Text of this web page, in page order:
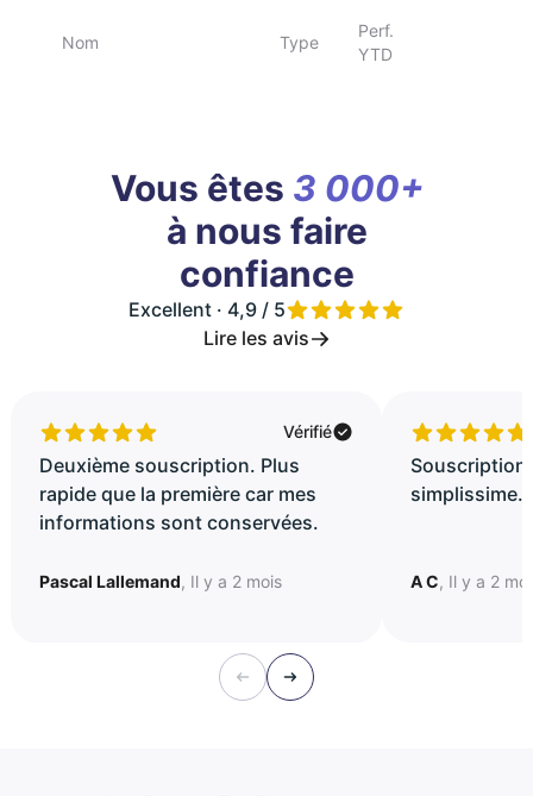
Nom Type
Perf.
YTD
Vous êtes 3 000+
à nous faire
confiance
Excellent · 4,9 / 5
Lire les avis
Vérifié
Deuxième souscription. Plus
rapide que la première car mes
informations sont conservées.
Pascal Lallemand, Il y a 2 mois
Souscription
A C, Il y a 2